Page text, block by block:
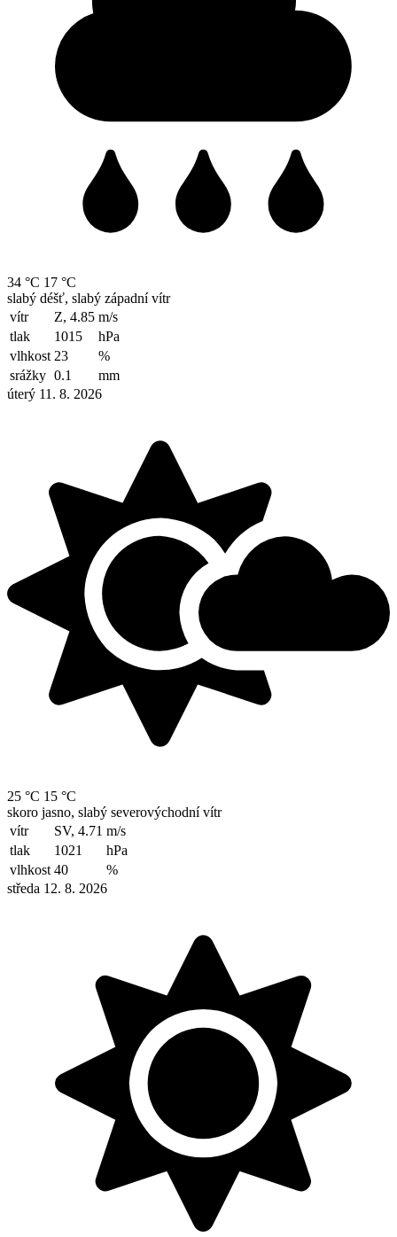
34 °C 17 °C
slabý déšť, slabý západní vítr
vítr
Z, 4.85 m/s
tlak
1015
hPa
vlhkost 23
%
srážky 0.1
mm
úterý 11. 8. 2026
25 °C 15 °C
skoro jasno, slabý severovýchodní vítr
vítr
SV, 4.71 m/s
tlak
1021
hPa
vlhkost 40
%
středa 12. 8. 2026